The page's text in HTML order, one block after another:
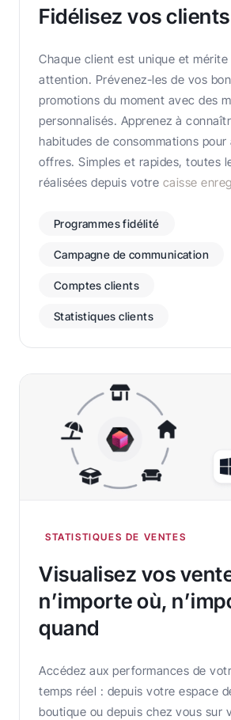
Fidélisez vos clients
Chaque client est unique et
attention. Prévenez-les de vos
promotions du moment avec des
personnalisés. Apprenez à
habitudes de consommations
offres. Simples et rapides, toutes
réalisées depuis votre caisse
Programmes fidélité
Campagne de communication
Comptes clients
Statistiques clients
STATISTIQUES DE VENTES
Visualisez vos
n’importe où,
quand
Accédez aux performances de
temps réel : depuis votre espace
boutique ou depuis chez vous sur